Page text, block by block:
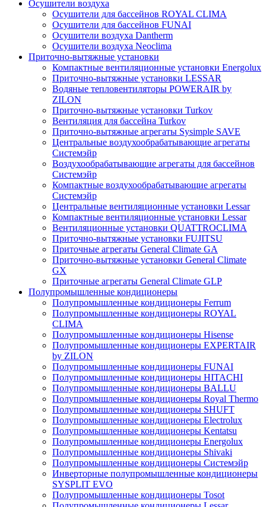
Осушители воздуха
Осушители для бассейнов ROYAL CLIMA
Осушители для бассейнов FUNAI
Осушители воздуха Dantherm
Осушители воздуха Neoclima
Приточно-вытяжные установки
Компактные вентиляционные установки Energolux
Приточно-вытяжные установки LESSAR
Водяные тепловентиляторы POWERAIR by
ZILON
Приточно-вытяжные установки Turkov
Вентиляция для бассейна Turkov
Приточно-вытяжные агрегаты Sysimple SAVE
Центральные воздухообрабатывающие агрегаты
Системэйр
Воздухообрабатывающие агрегаты для бассейнов
Системэйр
Компактные воздухообрабатывающие агрегаты
Системэйр
Центральные вентиляционные установки Lessar
Компактные вентиляционные установки Lessar
Вентиляционные установки QUATTROCLIMA
Приточно-вытяжные установки FUJITSU
Приточные агрегаты General Climate GA
Приточно-вытяжные установки General Climate
GX
Приточные агрегаты General Climate GLP
Полупромышленные кондиционеры
Полупромышленные кондиционеры Ferrum
Полупромышленные кондиционеры ROYAL
CLIMA
Полупромышленные кондиционеры Hisense
Полупромышленные кондиционеры EXPERTAIR
by ZILON
Полупромышленные кондиционеры FUNAI
Полупромышленные кондиционеры HITACHI
Полупромышленные кондиционеры BALLU
Полупромышленные кондиционеры Royal Thermo
Полупромышленные кондиционеры SHUFT
Полупромышленные кондиционеры Electrolux
Полупромышленные кондиционеры Kentatsu
Полупромышленные кондиционеры Energolux
Полупромышленные кондиционеры Shivaki
Полупромышленные кондиционеры Системэйр
Инверторные полупромышленные кондиционеры
SYSPLIT EVO
Полупромышленные кондиционеры Tosot